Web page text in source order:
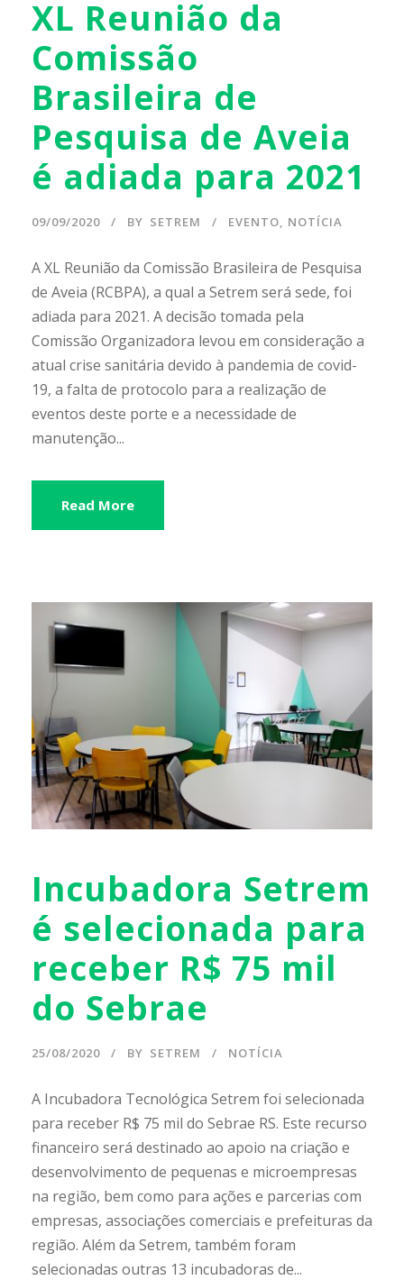
XL Reunião da
Comissão
Brasileira de
Pesquisa de Aveia
é adiada para 2021
09/09/2020 BY SETREM EVENTO, NOTÍCIA
A XL Reunião da Comissão Brasileira de Pesquisa
de Aveia (RCBPA), a qual a Setrem será sede, foi
adiada para 2021. A decisão tomada pela
Comissão Organizadora levou em consideração a
atual crise sanitária devido à pandemia de covid-
19, a falta de protocolo para a realização de
eventos deste porte e a necessidade de
manutenção...
Read More
Incubadora Setrem
é selecionada para
receber R$ 75 mil
do Sebrae
25/08/2020 BY SETREM NOTÍCIA
A Incubadora Tecnológica Setrem foi selecionada
para receber R$ 75 mil do Sebrae RS. Este recurso
financeiro será destinado ao apoio na criação e
desenvolvimento de pequenas e microempresas
na região, bem como para ações e parcerias com
empresas, associações comerciais e prefeituras da
região. Além da Setrem, também foram
selecionadas outras 13 incubadoras de...